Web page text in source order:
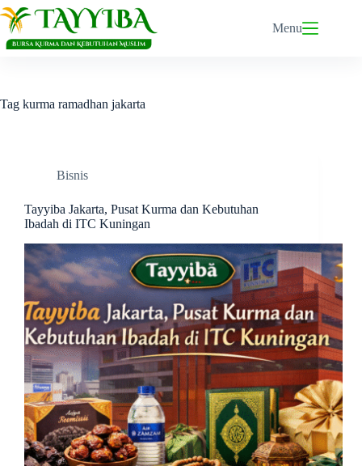
Skip
to
content
Menu
Tag kurma ramadhan jakarta
Bisnis
Tayyiba Jakarta, Pusat Kurma dan Kebutuhan
Ibadah di ITC Kuningan